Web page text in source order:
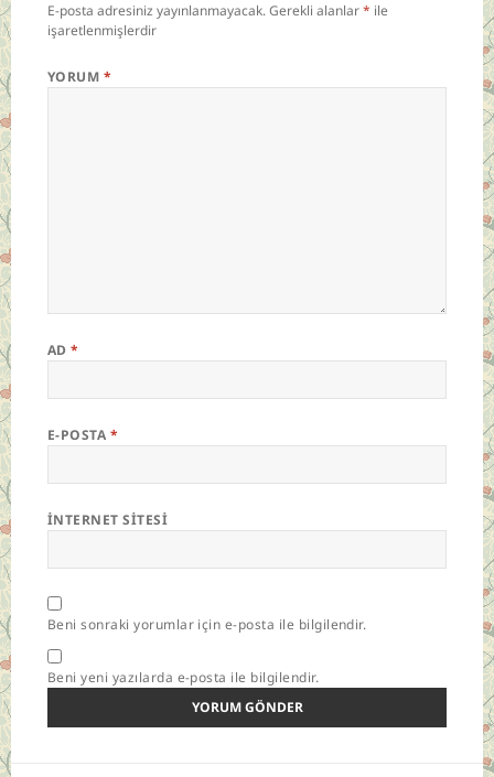
E-posta adresiniz yayınlanmayacak.Gerekli alanlar* ile
işaretlenmişlerdir
YORUM *
AD*
E-POSTA *
İNTERNET SITESI
Beni sonraki yorumlar için e-posta ile bilgilendir.
Beni yeni yazılarda e-posta ile bilgilendir.